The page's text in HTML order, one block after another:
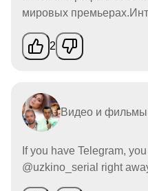
мировых
2
Видео и фильмы
If you have Telegram,
@uzkino_serial right